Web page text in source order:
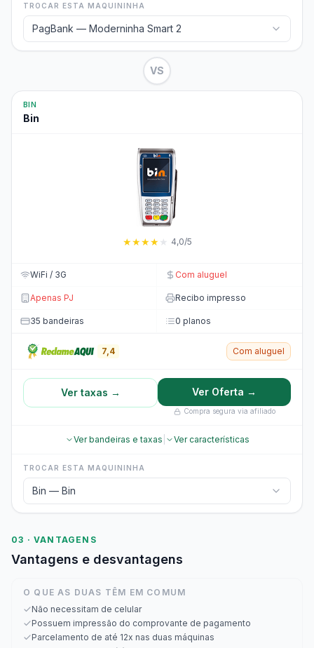
TROCAR ESTA MAQUININHA
PagBank — Moderninha Smart 2
VS
BIN
Bin
★★★★ ★ 4,0/5
WiFi / 3G Com aluguel
Apenas PJ Recibo impresso
35 bandeiras 0 planos
7,4 Com aluguel
Ver taxas → Ver Oferta →
Compra segura via afiliado
Ver bandeiras e taxas Ver características
TROCAR ESTA MAQUININHA
Bin — Bin
03 · VANTAGENS
Vantagens e desvantagens
O QUE AS DUAS TÊM EM COMUM
Não necessitam de celular
Possuem impressão do comprovante de pagamento
Parcelamento de até 12x nas duas máquinas